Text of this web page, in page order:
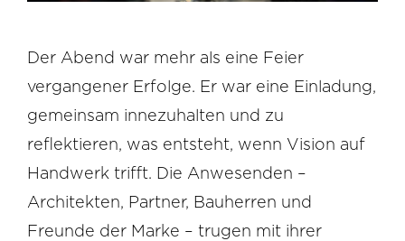
Der Abend war mehr als eine Feier
vergangener Erfolge. Er war eine Einladung,
gemeinsam innezuhalten und zu
reflektieren, was entsteht, wenn Vision auf
Handwerk trifft. Die Anwesenden –
Architekten, Partner, Bauherren und
Freunde der Marke – trugen mit ihrer